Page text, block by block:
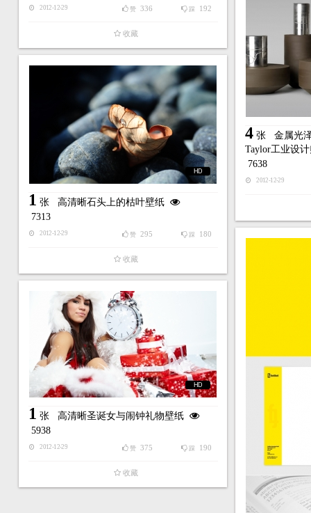
4张 金属光
Taylor工业设
7638
2012-12-29
2012-12-29 踩 192
赞 336
收藏
HD
1 张 高清晰石头上的枯叶壁纸
7313
2012-12-29 踩 180
赞 295
收藏
HD
1 张 高清晰圣诞女与闹钟礼物壁纸
5938
2012-12-29 踩 190
赞 375
收藏